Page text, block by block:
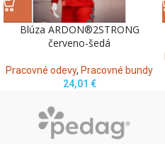
Blúza ARDON®2STRONG
červeno-šedá
Pracovné odevy, Pracovné bundy
24,01 €